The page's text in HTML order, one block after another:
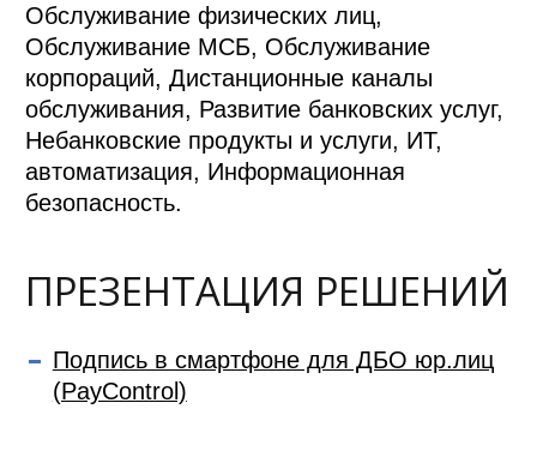
Обслуживание физических лиц,
Обслуживание МСБ, Обслуживание
корпораций, Дистанционные каналы
обслуживания, Развитие банковских услуг,
Небанковские продукты и услуги, ИТ,
автоматизация, Информационная
безопасность.
ПРЕЗЕНТАЦИЯ РЕШЕНИЙ
Подпись в смартфоне для ДБО юр.лиц
(PayControl)